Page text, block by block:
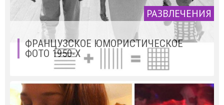
РАЗВЛЕЧЕНИЯ
ФРАНЦУЗСКОЕ ЮМОРИСТИЧЕСКОЕ
ФОТО 1950-Х